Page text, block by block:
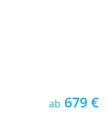
ab 679 €